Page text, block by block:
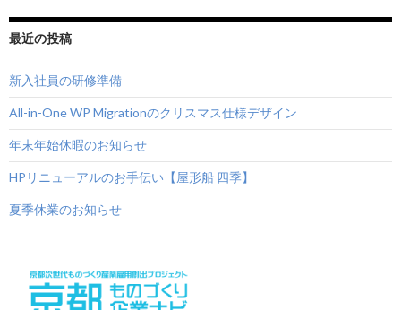
ー
シ
ョ
ン
最近の投稿
新入社員の研修準備
All-in-One WP Migrationのクリスマス仕様デザイン
年末年始休暇のお知らせ
HPリニューアルのお手伝い【屋形船 四季】
夏季休業のお知らせ